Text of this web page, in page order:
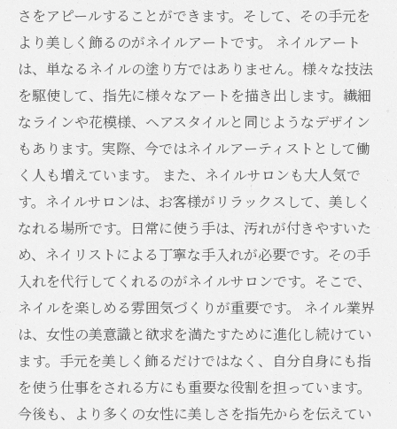
さをアピールすることができます。そして、その手元を
より美しく飾るのがネイルアートです。 ネイルアート
は、単なるネイルの塗り方ではありません。様々な技法
を駆使して、指先に様々なアートを描き出します。繊細
なラインや花模様、ヘアスタイルと同じようなデザイン
もあります。実際、今ではネイルアーティストとして働
く人も増えています。 また、ネイルサロンも大人気で
す。ネイルサロンは、お客様がリラックスして、美しく
なれる場所です。日常に使う手は、汚れが付きやすいた
め、ネイリストによる丁寧な手入れが必要です。その手
入れを代行してくれるのがネイルサロンです。そこで、
ネイルを楽しめる雰囲気づくりが重要です。 ネイル業界
は、女性の美意識と欲求を満たすために進化し続けてい
ます。手元を美しく飾るだけではなく、自分自身にも指
を使う仕事をされる方にも重要な役割を担っています。
今後も、より多くの女性に美しさを指先からを伝えてい